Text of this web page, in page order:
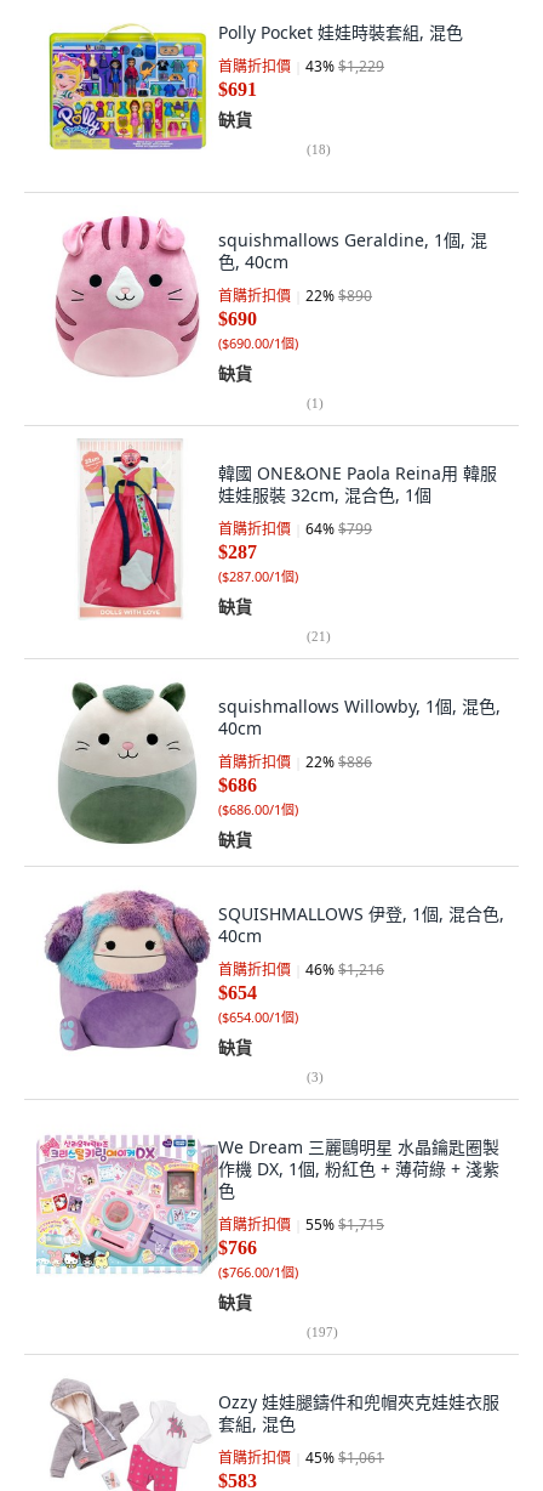
Polly Pocket 娃娃時裝套組, 混色
首購折扣價 43%$1,229
$691
缺貨
(18)
squishmallows Geraldine, 1個, 混
色, 40cm
首購折扣價 22%$890
$690
($690.00/1個)
缺貨
(1)
韓國 ONE&ONE Paola Reina用 韓服
娃娃服裝 32cm, 混合色, 1個
首購折扣價 64%$799
$287
($287.00/1個)
缺貨
(21)
squishmallows Willowby, 1個, 混色,
40cm
首購折扣價 22%$886
$686
($686.00/1個)
缺貨
SQUISHMALLOWS 伊登, 1個, 混合色,
40cm
首購折扣價 46%$1,216
$654
($654.00/1個)
缺貨
(3)
We Dream 三麗鷗明星 水晶鑰匙圈製
作機 DX, 1個, 粉紅色 + 薄荷綠 + 淺紫
色
首購折扣價 55%$1,715
$766
($766.00/1個)
缺貨
(197)
Ozzy 娃娃腿鑄件和兜帽夾克娃娃衣服
套組, 混色
首購折扣價 45%$1,061
$583